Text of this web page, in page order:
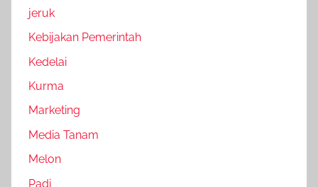
jeruk
Kebijakan Pemerintah
Kedelai
Kurma
Marketing
Media Tanam
Melon
Padi